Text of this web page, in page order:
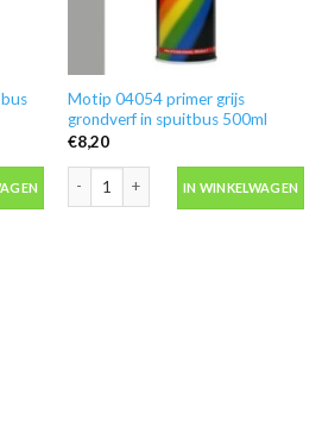
Motip 04054 primer grijs
grondverf in spuitbus 500ml
€8,20
IN WINKELWAGEN